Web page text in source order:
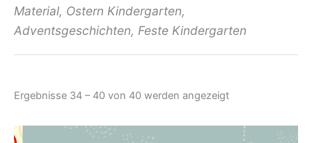
Material, Ostern Kindergarten,
Adventsgeschichten, Feste Kindergarten
Ergebnisse 34 – 40 von 40 werden angezeigtNach